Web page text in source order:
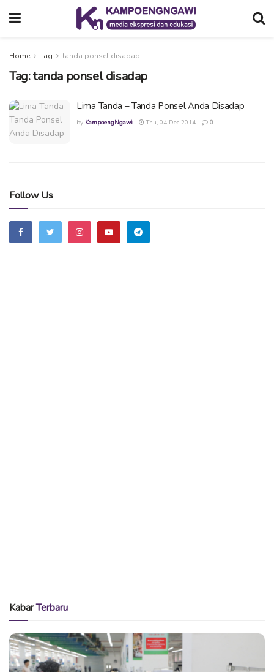
Home Tag tanda ponsel disadap
Tag:tanda ponsel disadap
Lima Tanda – Tanda Ponsel Anda Disadap
by KampoengNgawi Thu, 04 Dec 2014 0
Follow Us
KabarTerbaru